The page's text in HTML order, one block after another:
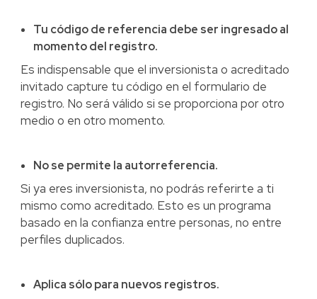
Tu código de referencia debe ser ingresado al
momento del registro.
Es indispensable que el inversionista o acreditado
invitado capture tu código en el formulario de
registro. No será válido si se proporciona por otro
medio o en otro momento.
No se permite la autorreferencia.
Si ya eres inversionista, no podrás referirte a ti
mismo como acreditado. Esto es un programa
basado en la confianza entre personas, no entre
perfiles duplicados.
Aplica sólo para nuevos registros.